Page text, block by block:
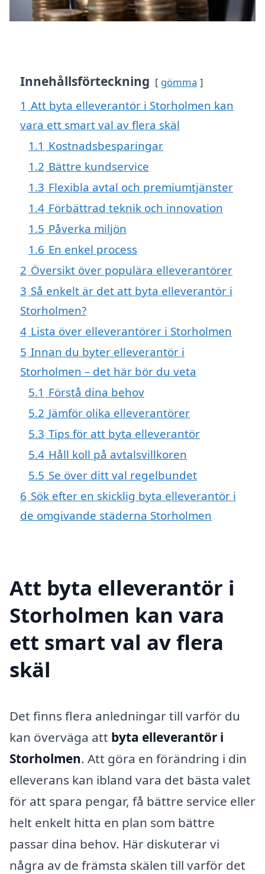
Innehållsförteckning gömma
1 Att byta elleverantör i Storholmen kan
vara ett smart val av flera skäl
1.1 Kostnadsbesparingar
1.2 Bättre kundservice
1.3 Flexibla avtal och premiumtjänster
1.4 Förbättrad teknik och innovation
1.5 Påverka miljön
1.6 En enkel process
2 Översikt över populära elleverantörer
3 Så enkelt är det att byta elleverantör i
Storholmen?
4 Lista över elleverantörer i Storholmen
5 Innan du byter elleverantör i
Storholmen – det här bör du veta
5.1 Förstå dina behov
5.2 Jämför olika elleverantörer
5.3 Tips för att byta elleverantör
5.4 Håll koll på avtalsvillkoren
5.5 Se över ditt val regelbundet
6 Sök efter en skicklig byta elleverantör i
de omgivande städerna Storholmen
Att byta elleverantör i
Storholmen kan vara
ett smart val av flera
skäl
Det finns flera anledningar till varför du
kan överväga att byta elleverantör i
Storholmen. Att göra en förändring i din
elleverans kan ibland vara det bästa valet
för att spara pengar, få bättre service eller
helt enkelt hitta en plan som bättre
passar dina behov. Här diskuterar vi
några av de främsta skälen till varför det